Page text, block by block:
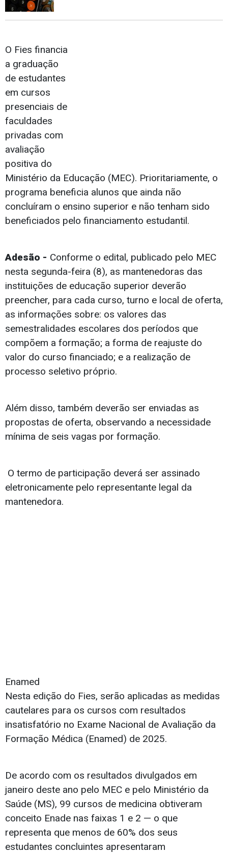
O Fies financia
a graduação
de estudantes
em cursos
presenciais de
faculdades
privadas com
avaliação
positiva do
Ministério da Educação (MEC). Prioritariamente, o
programa beneficia alunos que ainda não
concluíram o ensino superior e não tenham sido
beneficiados pelo financiamento estudantil.
Adesão - Conforme o edital, publicado pelo MEC
nesta segunda-feira (8), as mantenedoras das
instituições de educação superior deverão
preencher, para cada curso, turno e local de oferta,
as informações sobre: os valores das
semestralidades escolares dos períodos que
compõem a formação; a forma de reajuste do
valor do curso financiado; e a realização de
processo seletivo próprio.
Além disso, também deverão ser enviadas as
propostas de oferta, observando a necessidade
mínima de seis vagas por formação.
O termo de participação deverá ser assinado
eletronicamente pelo representante legal da
mantenedora.
Enamed
Nesta edição do Fies, serão aplicadas as medidas
cautelares para os cursos com resultados
insatisfatório no Exame Nacional de Avaliação da
Formação Médica (Enamed) de 2025.
De acordo com os resultados divulgados em
janeiro deste ano pelo MEC e pelo Ministério da
Saúde (MS), 99 cursos de medicina obtiveram
conceito Enade nas faixas 1 e 2 — o que
representa que menos de 60% dos seus
estudantes concluintes apresentaram